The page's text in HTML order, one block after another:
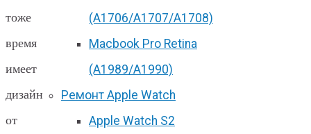
(А1706/A1707/A1708)
Macbook Pro Retina
(А1989/A1990)
Ремонт Apple Watch
Apple Watch S2
тоже
время
имеет
дизайн
от